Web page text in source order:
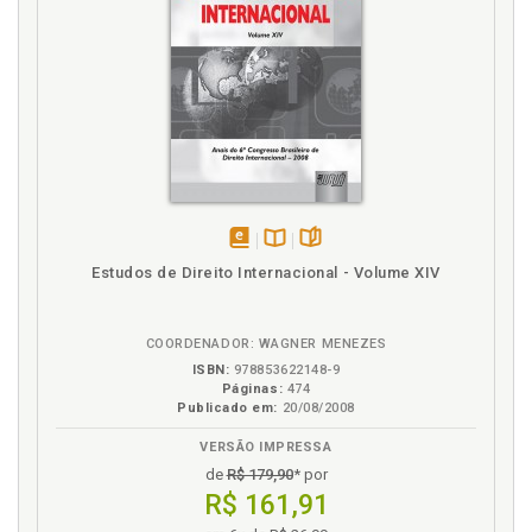
Las entidades de resolución alternativa de litigios, p.
Los operadores de telecomunicaciones, p. 25
Los usuarios finales y los consumidores de servicios
de comunicaciones electrónicas, p. 27
Telecomunicaciones e Infraestructuras Digitales, p.
Disponível
páginas
Estudos de Direito Internacional - Volume XIV
COORDENADOR: WAGNER MENEZES
ISBN: 978853622148-9
Páginas: 474
Publicado em: 20/08/2008
VERSÃO IMPRESSA
deR$ 179,90* por
R$ 161,91